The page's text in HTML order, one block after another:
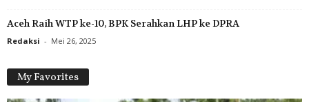
Aceh Raih WTP ke-10, BPK Serahkan LHP ke DPRA
Redaksi - Mei 26, 2025
My Favorites